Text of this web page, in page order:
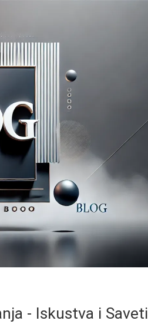
- Iskustva i Saveti